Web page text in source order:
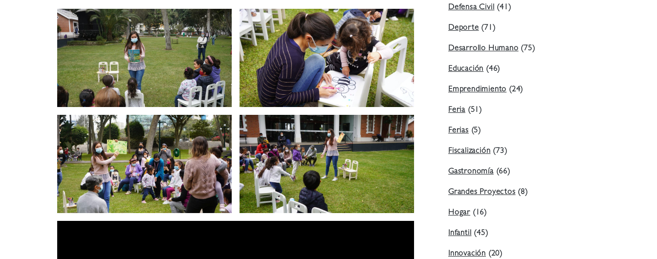
Defensa Civil(41)
Deporte(71)
Desarrollo Humano(75)
Educación(46)
Emprendimiento(24)
Feria (51)
Ferias(5)
Fiscalización(73)
Gastronomía(66)
Grandes Proyectos(8)
Hogar (16)
Infantil(45)
Innovación (20)